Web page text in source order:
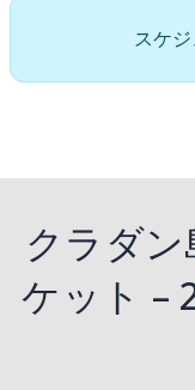
スケ
クラダ
ケット –